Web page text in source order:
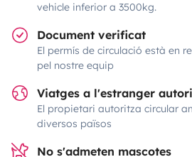
vehicle inferior a 3500kg.
Document verificat
El permís de circulació està en
pel nostre equip
Viatges a l'estranger
El propietari autoritza circular
diversos països
No s'admeten mascotes